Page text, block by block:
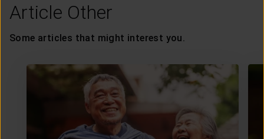
Article Other
Some articles that might interest you.